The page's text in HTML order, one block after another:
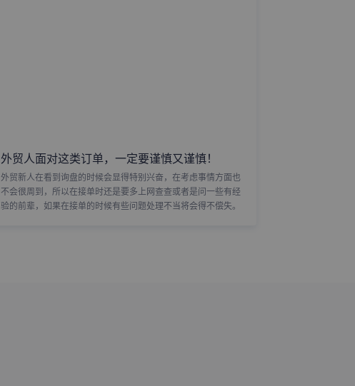
外贸人面对这类订单，一定要谨慎又谨慎！
外贸新人在看到询盘的时候会显得特别兴奋，在考虑事情方面也
不会很周到，所以在接单时还是要多上网查查或者是问一些有经
验的前辈，如果在接单的时候有些问题处理不当将会得不偿失。